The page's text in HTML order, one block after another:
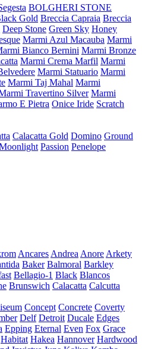
BOLGHERI STONE
Gold Breccia Capraia Breccia
Deep Stone Green Sky Honey
Marmi Azul Macauba Marmi
Bianco Bernini Marmi Bronze
Marmi Crema Marfil Marmi
Marmi Statuario Marmi
Marmi Taj Mahal Marmi
Travertino Silver Marmi
E Pietra Onice Iride Scratch
Calacatta Gold Domino Ground
Passion Penelope
Ancares Andrea Anore Arkety
Baker Balmoral Barkley
Bellagio-1 Black Blancos
Brunswich Calacatta Calcutta
Concept Concrete Coverty
Delf Detroit Ducale Edges
Epping Eternal Even Fox Grace
Habitat Hakea Hannover Hardwood